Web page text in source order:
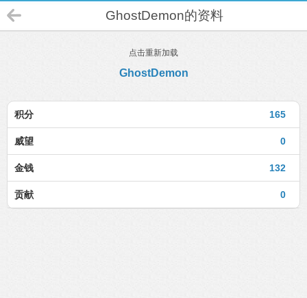
GhostDemon的资料
点击重新加载
GhostDemon
165
积分
0
威望
132
金钱
0
贡献